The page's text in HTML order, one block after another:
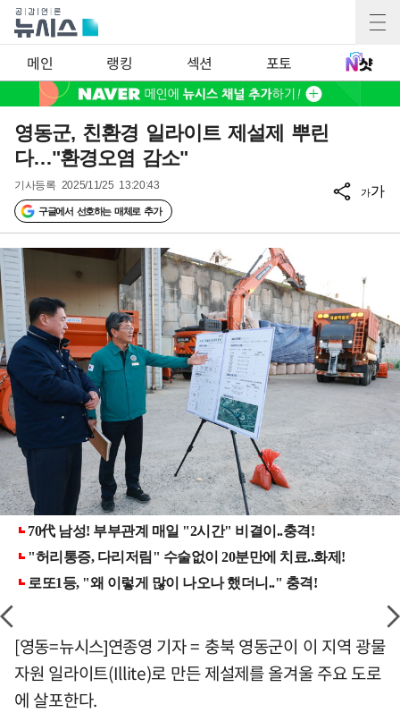
메인 랭킹 섹션 포토
영동군, 친환경 일라이트 제설제 뿌린
다…"환경오염 감소"
기사등록 2025/11/25 13:20:43
구글에서 선호하는 매체로 추가
가가
[영동=뉴시스]연종영 기자 = 충북 영동군이 이 지역 광물
자원 일라이트(Illite)로 만든 제설제를 올겨울 주요 도로
에 살포한다.